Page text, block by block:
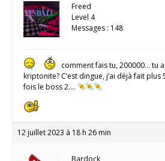
Freed
Level 4
Messages : 148
comment fais tu, 200000… tu
kriptonite? C’est dingue, j’ai déjà fait plus
fois le boss 2….
12 juillet 2023 à 18 h 26 min
Bardock